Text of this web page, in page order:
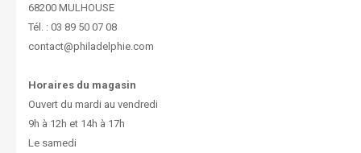
68200 MULHOUSE
Tél. : 03 89 50 07 08
contact@philadelphie.com
Horaires du magasin
Ouvert du mardi au vendredi
9h à 12h et 14h à 17h
Le samedi